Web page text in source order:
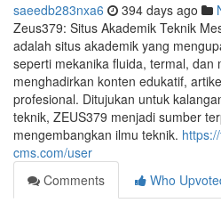
saeedb283nxa6 394 days ago
Zeus379: Situs Akademik Teknik
adalah situs akademik yang
seperti mekanika fluida, termal, dan
menghadirkan konten edukatif,
profesional. Ditujukan untuk
teknik, ZEUS379 menjadi sumber
mengembangkan ilmu teknik.
cms.com/user
Comments
Who